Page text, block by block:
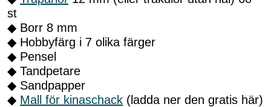
st
◆ Borr 8 mm
◆ Hobbyfärg i 7 olika färger
◆ Pensel
◆ Tandpetare
◆ Sandpapper
◆ Mall för kinaschack (ladda ner den gratis här)